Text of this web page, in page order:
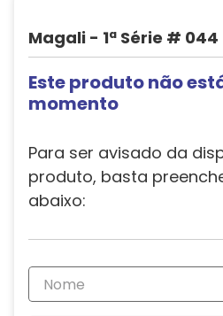
Magali - 1ª Série # 044
Este produto não
momento
Para ser avisado da
produto, basta
abaixo: